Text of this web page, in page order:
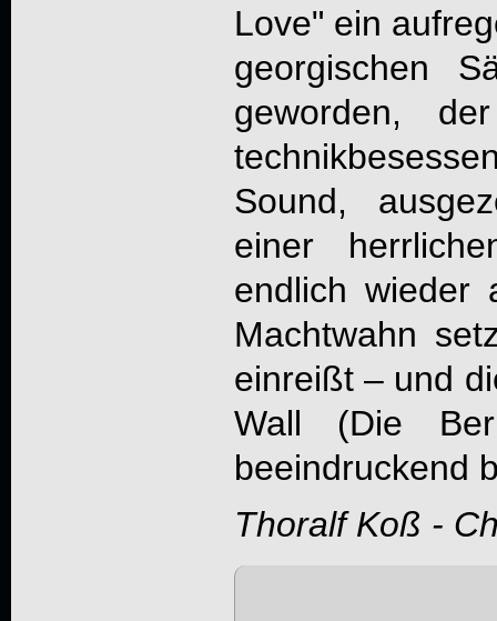
Love" ein
georgischen
geworden,
Sound,
einer
endlich wieder
Machtwahn
einreißt – und
Wall (Die
beeindruckend
Thoralf Koß -